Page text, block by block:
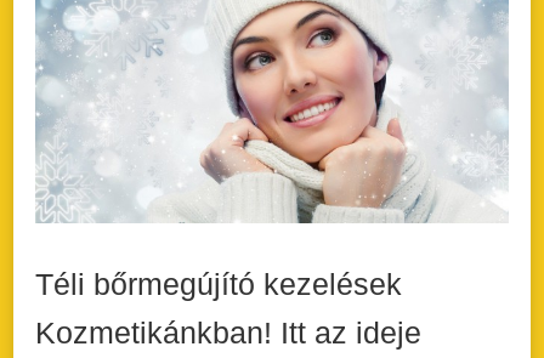
Téli bőrmegújító kezelések
Kozmetikánkban! Itt az ideje